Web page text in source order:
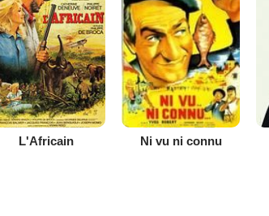
L'Africain Ni vu ni connu